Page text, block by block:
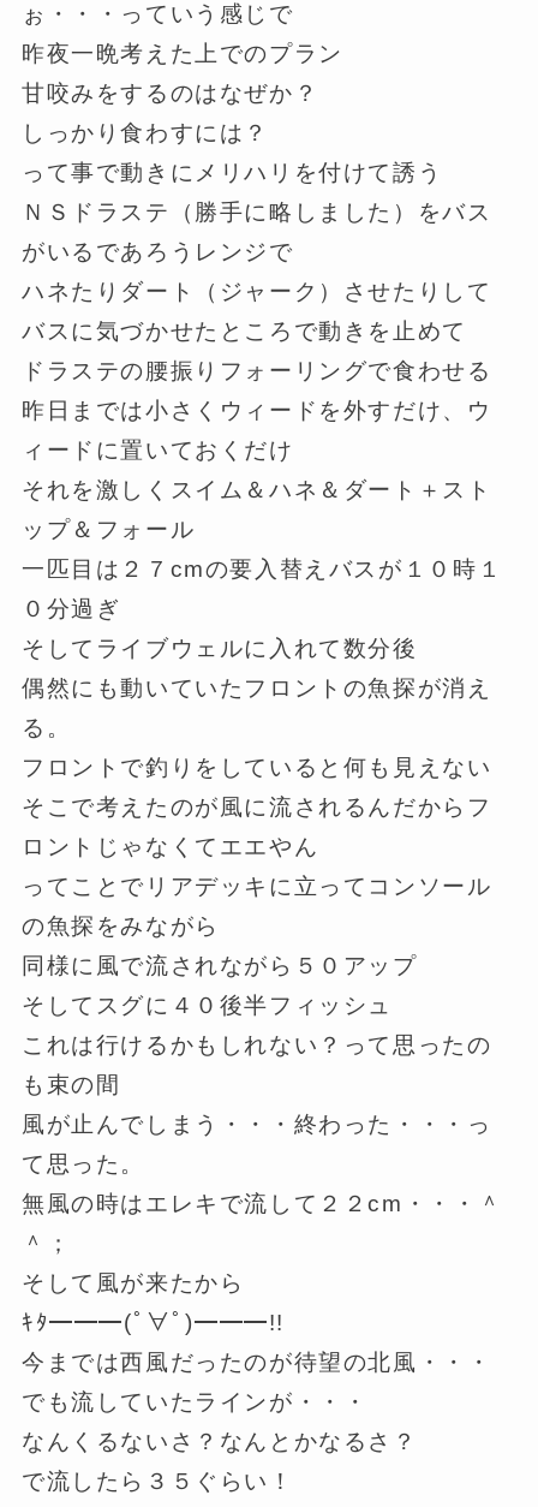
ぉ・・・っていう感じで
昨夜一晩考えた上でのプラン
甘咬みをするのはなぜか？
しっかり食わすには？
って事で動きにメリハリを付けて誘う
ＮＳドラステ（勝手に略しました）をバス
がいるであろうレンジで
ハネたりダート（ジャーク）させたりして
バスに気づかせたところで動きを止めて
ドラステの腰振りフォーリングで食わせる
昨日までは小さくウィードを外すだけ、ウ
ィードに置いておくだけ
それを激しくスイム＆ハネ＆ダート＋スト
ップ＆フォール
一匹目は２７cmの要入替えバスが１０時１
０分過ぎ
そしてライブウェルに入れて数分後
偶然にも動いていたフロントの魚探が消え
る。
フロントで釣りをしていると何も見えない
そこで考えたのが風に流されるんだからフ
ロントじゃなくてエエやん
ってことでリアデッキに立ってコンソール
の魚探をみながら
同様に風で流されながら５０アップ
そしてスグに４０後半フィッシュ
これは行けるかもしれない？って思ったの
も束の間
風が止んでしまう・・・終わった・・・っ
て思った。
無風の時はエレキで流して２２cm・・・＾
＾；
そして風が来たから
ｷﾀ━━━(ﾟ∀ﾟ)━━━!!
今までは西風だったのが待望の北風・・・
でも流していたラインが・・・
なんくるないさ？なんとかなるさ？
で流したら３５ぐらい！